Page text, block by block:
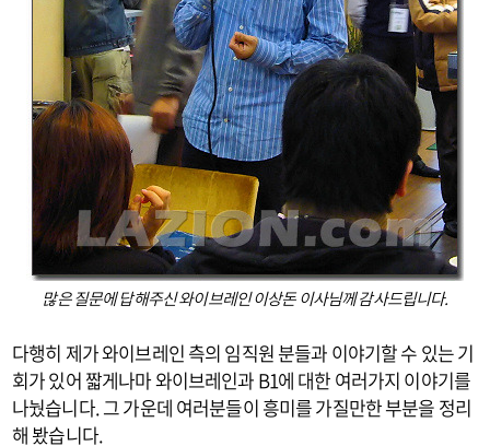
많은 질문에 답해주신 와이브레인 이상돈 이사님께 감사드립니다.
다행히 제가 와이브레인 측의 임직원 분들과 이야기할 수 있는 기
회가 있어 짧게나마 와이브레인과 B1에 대한 여러가지 이야기를
나눴습니다. 그 가운데 여러분들이 흥미를 가질만한 부분을 정리
해 봤습니다.